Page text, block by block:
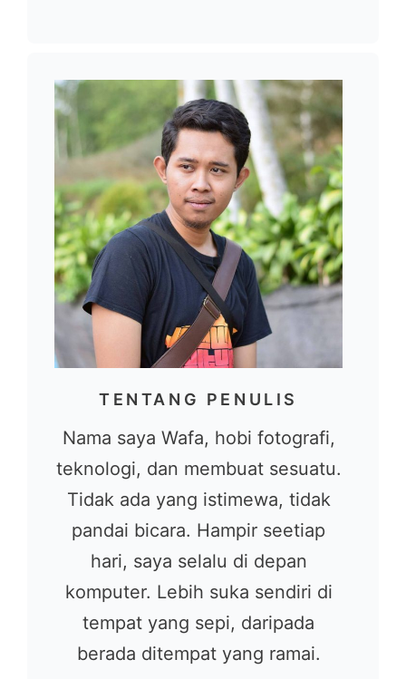
TENTANG PENULIS
Nama saya Wafa, hobi fotografi,
teknologi, dan membuat sesuatu.
Tidak ada yang istimewa, tidak
pandai bicara. Hampir seetiap
hari, saya selalu di depan
komputer. Lebih suka sendiri di
tempat yang sepi, daripada
berada ditempat yang ramai.